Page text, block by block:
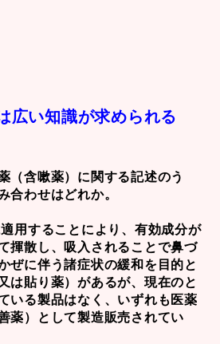
広い知識が求められる
（含嗽薬）に関する記述のう
合わせはどれか。
用することにより、有効成分が
揮散し、吸入されることで鼻づ
ぜに伴う諸症状の緩和を目的と
は貼り薬）があるが、現在のと
いる製品はなく、いずれも医薬
薬）として製造販売されてい